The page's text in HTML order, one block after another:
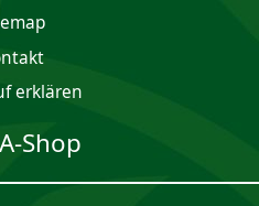
erklären
Shop